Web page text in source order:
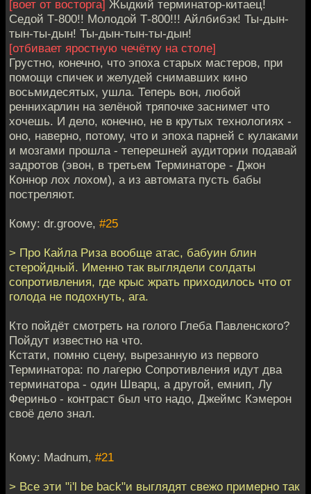
[воет от восторга] Жыдкий терминатор-китаец!
Седой Т-800!! Молодой Т-800!!! Айлбибэк! Ты-дын-
тын-ты-дын! Ты-дын-тын-ты-дын!
[отбивает яростную чечётку на столе]
Грустно, конечно, что эпоха старых мастеров, при
помощи спичек и желудей снимавших кино
восьмидесятых, ушла. Теперь вон, любой
реннихарлин на зелёной тряпочке заснимет что
хочешь. И дело, конечно, не в крутых технологиях -
оно, наверно, потому, что и эпоха парней с кулаками
и мозгами прошла - теперешней аудитории подавай
задротов (эвон, в третьем Терминаторе - Джон
Коннор лох лохом), а из автомата пусть бабы
постреляют.
Кому: dr.groove, #25
> Про Кайла Риза вообще атас, бабуин блин
стеройдный. Именно так выглядели солдаты
сопротивления, где крыс жрать приходилось что от
голода не подохнуть, ага.
Кто пойдёт смотреть на голого Глеба Павленского?
Пойдут известно на что.
Кстати, помню сцену, вырезанную из первого
Терминатора: по лагерю Сопротивления идут два
терминатора - один Шварц, а другой, емнип, Лу
Фериньо - контраст был что надо, Джеймс Кэмерон
своё дело знал.
Кому: Madnum, #21
> Все эти "i'l be back"и выглядят свежо примерно так